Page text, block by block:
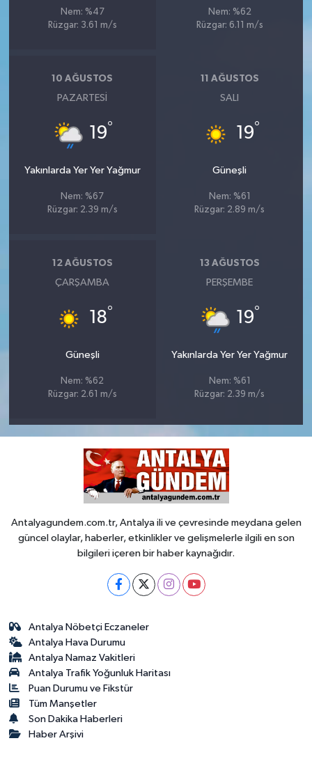
Nem: %47
Rüzgar: 3.61 m/s
Nem: %62
Rüzgar: 6.11 m/s
10 AĞUSTOS
PAZARTESI
19°
Yakınlarda Yer Yer Yağmur
Nem: %67
Rüzgar: 2.39 m/s
11 AĞUSTOS
SALI
19°
Güneşli
Nem: %61
Rüzgar: 2.89 m/s
12 AĞUSTOS
ÇARŞAMBA
18°
Güneşli
Nem: %62
Rüzgar: 2.61 m/s
13 AĞUSTOS
PERŞEMBE
19°
Yakınlarda Yer Yer Yağmur
Nem: %61
Rüzgar: 2.39 m/s
Antalyagundem.com.tr, Antalya ili ve çevresinde meydana gelen
güncel olaylar, haberler, etkinlikler ve gelişmelerle ilgili en son
bilgileri içeren bir haber kaynağıdır.
Antalya Nöbetçi Eczaneler
Antalya Hava Durumu
Antalya Namaz Vakitleri
Antalya Trafik Yoğunluk Haritası
Puan Durumu ve Fikstür
Tüm Manşetler
Son Dakika Haberleri
Haber Arşivi